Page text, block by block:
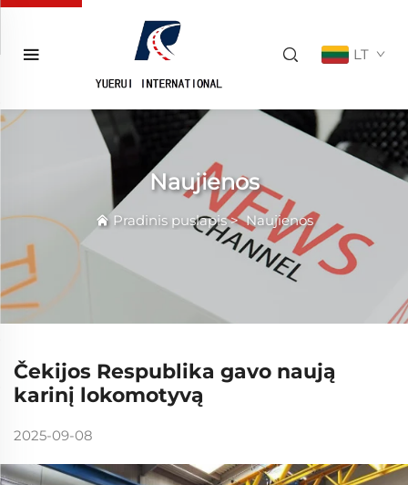
LT
Naujienos
Pradinis puslapis>Naujienos
Čekijos Respublika gavo naują
karinį lokomotyvą
2025-09-08